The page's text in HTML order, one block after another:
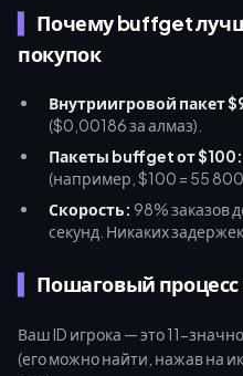
Почему buffget
покупок
Внутриигровой пакет
($0,00186 за алмаз).
Пакеты buffget от $100:
(например, $100 = 55 800
Скорость: 98% заказов
секунд. Никаких задержек.
Пошаговый
Ваш ID игрока — это 11-
(его можно найти, нажав на